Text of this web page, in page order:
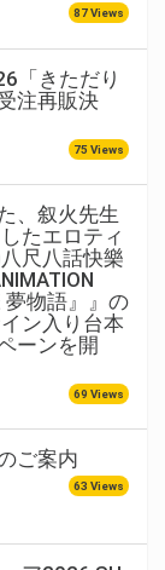
87 Views
「きただり
注再販決
75 Views
、叙火先生
たエロティ
尺八話快樂
夢物語』』の
ン入り台本
ーンを開
69 Views
ご案内
63 Views